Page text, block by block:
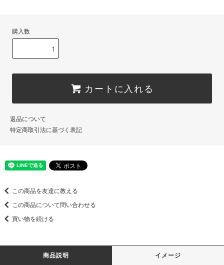
購入数
カートに入れる
返品について
特定商取引法に基づく表記
この商品を友達に教える
この商品について問い合わせる
買い物を続ける
商品説明 イメージ